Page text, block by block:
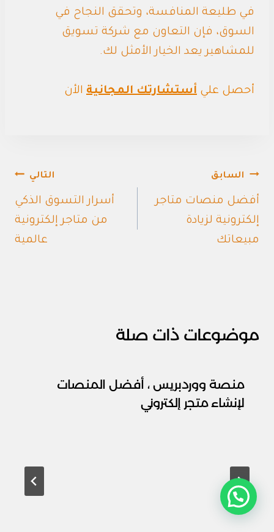
في طليعة المنافسة، وتحقق النجاح في
السوق، فإن التعاون مع شركة تسويق
للمشاهير يعد الخيار الأمثل لك.
أحصل علي أستشارتك المجانية الأن
تصفّح
المقالات
السابق
أفضل منصات متاجر
إلكترونية لزيادة
مبيعاتك
التالي
أسرار التسوق الذكي
من متاجر إلكترونية
عالمية
موضوعات ذات صلة
منصة ووردبريس ، أفضل المنصات
لإنشاء متجر إلكتروني